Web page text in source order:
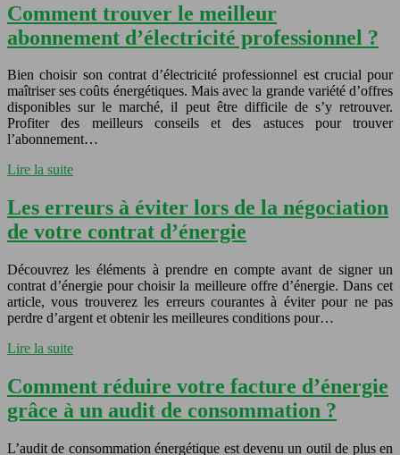
Comment trouver le meilleur
abonnement d’électricité professionnel ?
Bien choisir son contrat d’électricité professionnel est crucial pour
maîtriser ses coûts énergétiques. Mais avec la grande variété d’offres
disponibles sur le marché, il peut être difficile de s’y retrouver.
Profiter des meilleurs conseils et des astuces pour trouver
l’abonnement…
Lire la suite
Les erreurs à éviter lors de la négociation
de votre contrat d’énergie
Découvrez les éléments à prendre en compte avant de signer un
contrat d’énergie pour choisir la meilleure offre d’énergie. Dans cet
article, vous trouverez les erreurs courantes à éviter pour ne pas
perdre d’argent et obtenir les meilleures conditions pour…
Lire la suite
Comment réduire votre facture d’énergie
grâce à un audit de consommation ?
L’audit de consommation énergétique est devenu un outil de plus en